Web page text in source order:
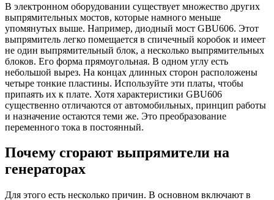
В электронном оборудовании существует множество других
выпрямительных мостов, которые намного меньше
упомянутых выше. Например, диодный мост GBU606. Этот
выпрямитель легко помещается в спичечный коробок и имеет
не один выпрямительный блок, а несколько выпрямительных
блоков. Его форма прямоугольная. В одном углу есть
небольшой вырез. На концах длинных сторон расположены
четыре тонкие пластины. Используйте эти платы, чтобы
припаять их к плате. Хотя характеристики GBU606
существенно отличаются от автомобильных, принцип работы
и назначение остаются теми же. Это преобразование
переменного тока в постоянный.
Почему сгорают выпрямители на
генераторах
Для этого есть несколько причин. В основном включают в